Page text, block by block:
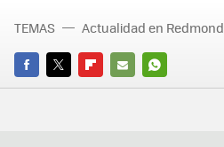
FACEBOOK
TWITTERFLIPBOARD
E-
WHATSAPP
TEMAS Actualidad en Redmond